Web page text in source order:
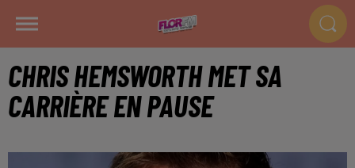
CHRIS HEMSWORTH MET SA
CARRIÈRE EN PAUSE